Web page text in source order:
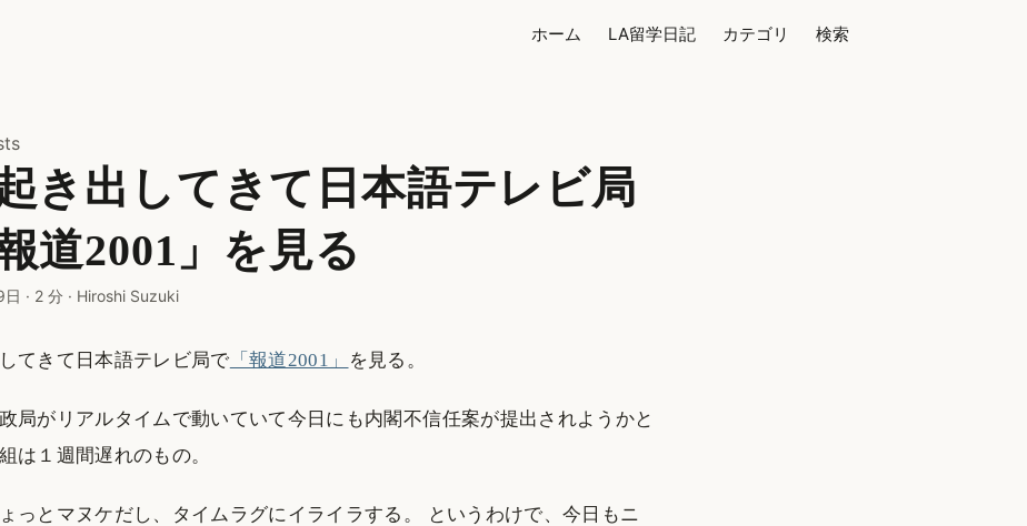
ホーム LA留学日記 カテゴリ 検索
き出してきて日本語テレビ局
道2001」を見る
日 · 2 分 · Hiroshi Suzuki
てきて日本語テレビ局で 「報道2001」 を見る。
局がリアルタイムで動いていて今日にも内閣不信任案が提出されようかと
は１週間遅れのもの。
っとマヌケだし、タイムラグにイライラする。 というわけで、今日もニ